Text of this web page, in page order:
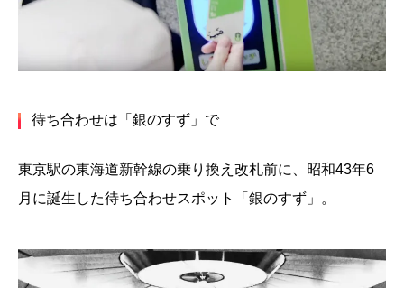
待ち合わせは「銀のすず」で
東京駅の東海道新幹線の乗り換え改札前に、昭和43年6
月に誕生した待ち合わせスポット「銀のすず」。